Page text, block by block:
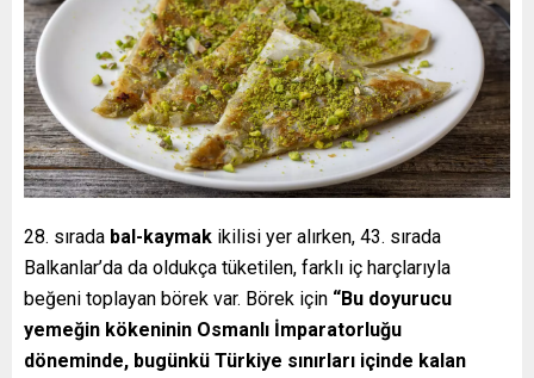
28. sırada bal-kaymak ikilisi yer alırken, 43. sırada
Balkanlar’da da oldukça tüketilen, farklı iç harçlarıyla
beğeni toplayan börek var. Börek için “Bu doyurucu
yemeğin kökeninin Osmanlı İmparatorluğu
döneminde, bugünkü Türkiye sınırları içinde kalan